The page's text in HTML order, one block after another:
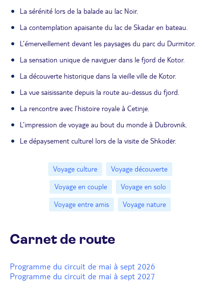
La sérénité lors de la balade au lac Noir.
La contemplation apaisante du lac de Skadar en bateau.
L’émerveillement devant les paysages du parc du Durmitor.
La sensation unique de naviguer dans le fjord de Kotor.
La découverte historique dans la vieille ville de Kotor.
La vue saisissante depuis la route au-dessus du fjord.
La rencontre avec l’histoire royale à Cetinje.
L’impression de voyage au bout du monde à Dubrovnik.
Le dépaysement culturel lors de la visite de Shkodër.
Voyage culture
Voyage découverte
Voyage en couple
Voyage en solo
Voyage entre amis
Voyage nature
Carnet de route
Programme du circuit de mai à sept 2026
Programme du circuit de mai à sept 2027